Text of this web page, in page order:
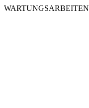
WARTUNGSARBEITEN